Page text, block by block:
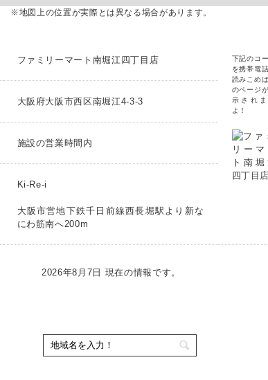
※地図上の位置が実際とは異なる場合があります。
ファミリーマート南堀江四丁目店
下記のコ
を携帯電
読みこめ
のページ
示され
よ！
大阪府大阪市西区南堀江4-3-3
施設の営業時間内
Ki-Re-i
大阪市営地下鉄千日前線西長堀駅より新な
にわ筋南へ200m
2026年8月7日 現在の情報です。